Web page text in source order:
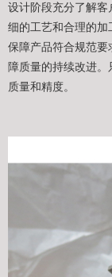
设计阶段充分了解
细的工艺和合理的加
保障产品符合规范要
障质量的持续改进
质量和精度。